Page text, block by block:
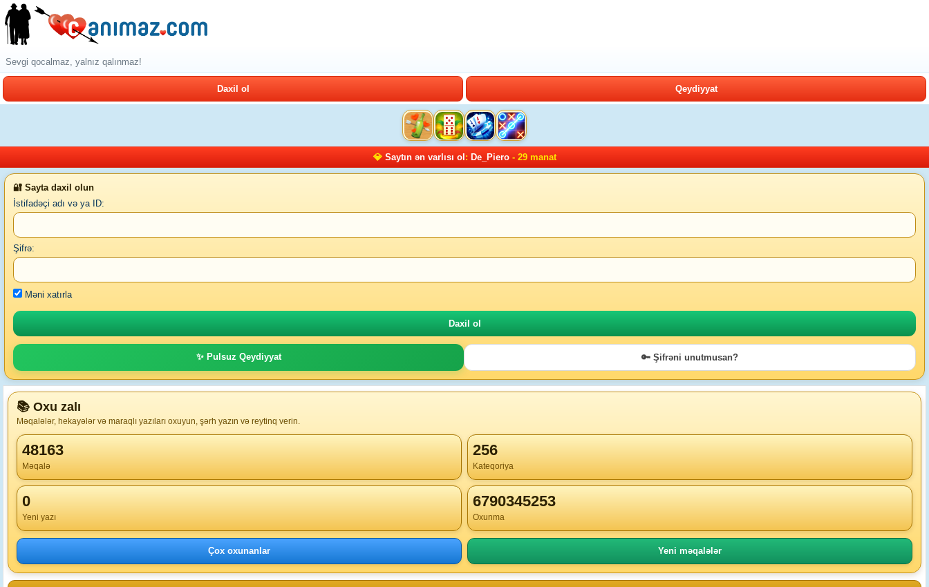
Sevgi qocalmaz, yalnız qalınmaz!
Daxil ol Qeydiyyat
💎 Saytın ən varlısı ol : De_Piero- 29 manat
🔐 Sayta daxil olun
İstifadəçi adı və ya ID:
Şifrə:
Məni xatırla
✨ Pulsuz Qeydiyyat 🔑 Şifrəni unutmusan?
📚 Oxu zalı
Məqalələr, hekayələr və maraqlı yazıları oxuyun, şərh yazın və reytinq verin.
48163
Məqalə
256
Kateqoriya
0
Yeni yazı
6790345253
Oxunma
Çox oxunanlar Yeni məqalələr